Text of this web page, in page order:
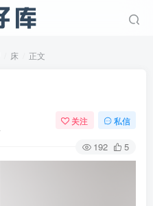
床 正文
关注 私信
192 5